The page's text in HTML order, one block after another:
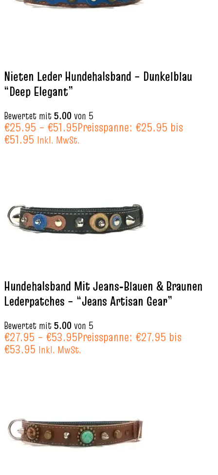
Nieten Leder Hundehalsband – Dunkelblau
“Deep Elegant”
Bewertet mit5.00von 5
€25.95 – €51.95Preisspanne: €25.95 bis
€51.95 Inkl. MwSt.
Hundehalsband Mit Jeans‑Blauen & Braunen
Lederpatches – “Jeans Artisan Gear”
Bewertet mit5.00von 5
€27.95 – €53.95Preisspanne: €27.95 bis
€53.95 Inkl. MwSt.